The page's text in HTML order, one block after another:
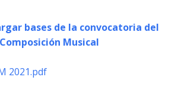
bases de la convocatoria del
Musical
2021.pdf